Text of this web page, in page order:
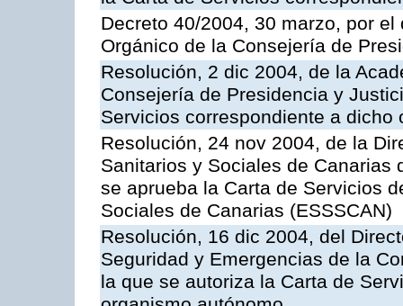
Decreto 40/2004, 30 marzo, por
Orgánico de la Consejería de
Resolución, 2 dic 2004, de la
Consejería de Presidencia y
Servicios correspondiente a dicho
Resolución, 24 nov 2004, de la
Sanitarios y Sociales de Canarias
se aprueba la Carta de Servicios
Sociales de Canarias (ESSSCAN)
Resolución, 16 dic 2004, del
Seguridad y Emergencias de la
la que se autoriza la Carta de